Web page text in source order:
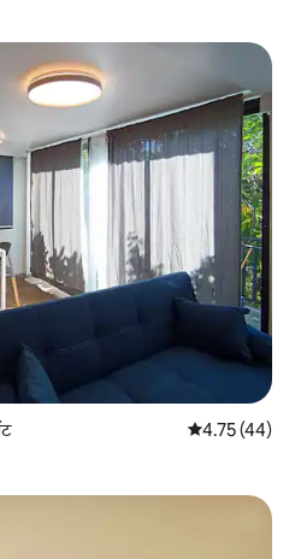
औसत रेटिंग 5 में
4.75 (44)